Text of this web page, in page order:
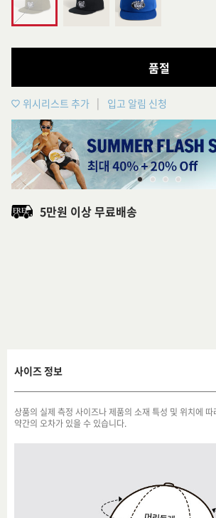
품절
위시리스트 추가 입고 알림 신청
5만원 이상 무료배송
사이즈 정보
상품의 실제 측정 사이즈나 제품의 소재 특성 및 위치에 따
약간의 오차가 있을 수 있습니다.